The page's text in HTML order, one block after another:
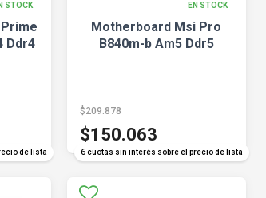
STOCK
Ddr4
de lista
EN STOCK
Motherboard Msi Pro
B840m-b Am5 Ddr5
6 cuotas sin interés sobre el precio de lista
$209.878
$150.063